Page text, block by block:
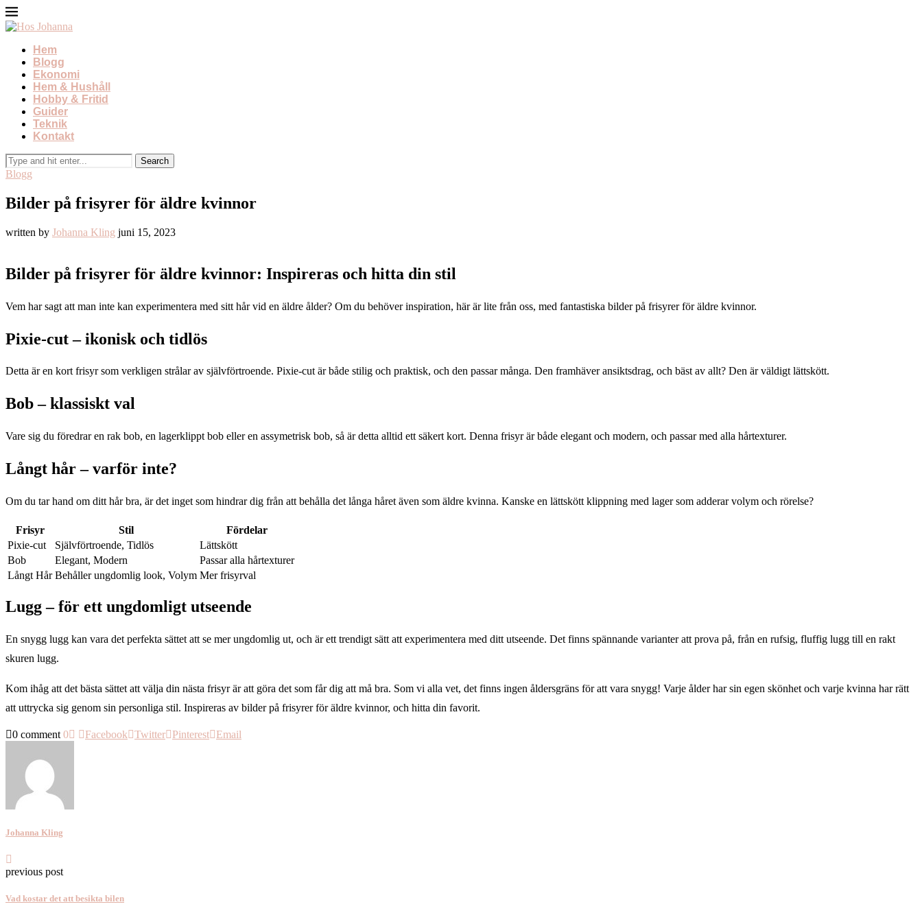
Hem
Blogg
Ekonomi
Hem & Hushåll
Hobby & Fritid
Guider
Teknik
Kontakt
Blogg
Bilder på frisyrer för äldre kvinnor
written by Johanna Kling juni 15, 2023
Bilder på frisyrer för äldre kvinnor: Inspireras och hitta din stil
Vem har sagt att man inte kan experimentera med sitt hår vid en äldre ålder? Om du behöver inspiration, här är lite från oss, med fantastiska bilder på frisyrer för äldre kvinnor.
Pixie-cut – ikonisk och tidlös
Detta är en kort frisyr som verkligen strålar av självförtroende. Pixie-cut är både stilig och praktisk, och den passar många. Den framhäver ansiktsdrag, och bäst av allt? Den är väldigt lättskött.
Bob – klassiskt val
Vare sig du föredrar en rak bob, en lagerklippt bob eller en assymetrisk bob, så är detta alltid ett säkert kort. Denna frisyr är både elegant och modern, och passar med alla hårtexturer.
Långt hår – varför inte?
Om du tar hand om ditt hår bra, är det inget som hindrar dig från att behålla det långa håret även som äldre kvinna. Kanske en lättskött klippning med lager som adderar volym och rörelse?
Frisyr Stil
Fördelar
Pixie-cut
Självförtroende, Tidlös
Lättskött
Bob
Elegant, Modern
Passar alla hårtexturer
Långt Hår Behåller ungdomlig look, Volym Mer frisyrval
Lugg – för ett ungdomligt utseende
En snygg lugg kan vara det perfekta sättet att se mer ungdomlig ut, och är ett trendigt sätt att experimentera med ditt utseende. Det finns spännande varianter att prova på, från en rufsig, fluffig lugg till en rakt
skuren lugg.
Kom ihåg att det bästa sättet att välja din nästa frisyr är att göra det som får dig att må bra. Som vi alla vet, det finns ingen åldersgräns för att vara snygg! Varje ålder har sin egen skönhet och varje kvinna har rätt
att uttrycka sig genom sin personliga stil. Inspireras av bilder på frisyrer för äldre kvinnor, och hitta din favorit.
0 comment 0 Facebook Twitter Pinterest Email
Johanna Kling
previous post
Vad kostar det att besikta bilen